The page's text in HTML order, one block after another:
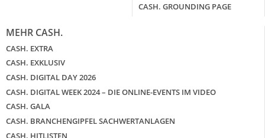
CASH. GROUNDING PAGE
MEHR CASH.
CASH. EXTRA
CASH. EXKLUSIV
CASH. DIGITAL DAY 2026
CASH. DIGITAL WEEK 2024 – DIE ONLINE-EVENTS IM VIDEO
CASH. GALA
CASH. BRANCHENGIPFEL SACHWERTANLAGEN
CASH. HITLISTEN